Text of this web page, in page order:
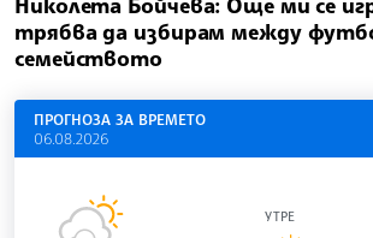
трябва да избирам между
семейството
ПРОГНОЗА ЗА ВРЕМЕТО
06.08.2026
УТРЕ